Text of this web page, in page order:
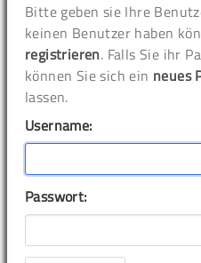
Bitte geben sie Ihre
keinen Benutzer haben
registrieren. Falls Sie ihr
können Sie sich ein neues
lassen.
Username:
Passwort: